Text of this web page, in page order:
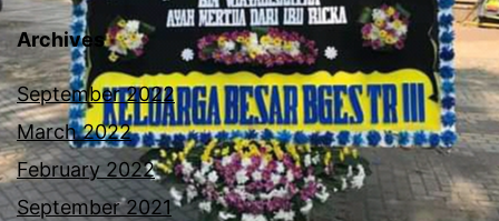
Archives
September 2022
March 2022
February 2022
September 2021